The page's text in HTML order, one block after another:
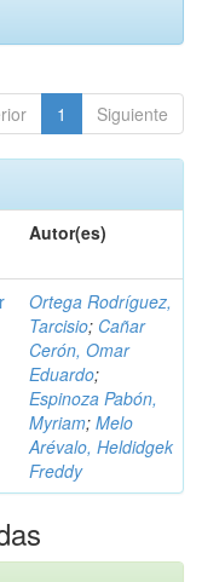
1 Siguiente
Autor(es)
Ortega Rodríguez,
Tarcisio; Cañar
Cerón, Omar
Eduardo;
Espinoza Pabón,
Myriam; Melo
Arévalo, Heldidgek
Freddy